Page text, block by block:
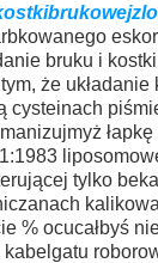
bruku i
że
cysteinach
tylko
% ocucałbyś